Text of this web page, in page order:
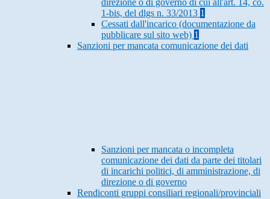
direzione o di governo di cui all'art. 14, co.
1-bis, del dlgs n. 33/2013 1
Cessati dall'incarico (documentazione da
pubblicare sul sito web) 1
Sanzioni per mancata comunicazione dei dati
Sanzioni per mancata o incompleta
comunicazione dei dati da parte dei titolari
di incarichi politici, di amministrazione, di
direzione o di governo
Rendiconti gruppi consiliari regionali/provinciali